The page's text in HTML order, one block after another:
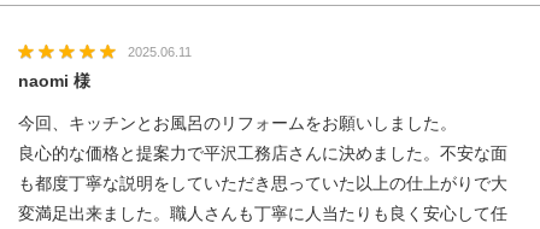
2025.06.11
naomi 様
今回、キッチンとお風呂のリフォームをお願いしました。
良心的な価格と提案力で平沢工務店さんに決めました。不安な面
も都度丁寧な説明をしていただき思っていた以上の仕上がりで大
変満足出来ました。職人さんも丁寧に人当たりも良く安心して任